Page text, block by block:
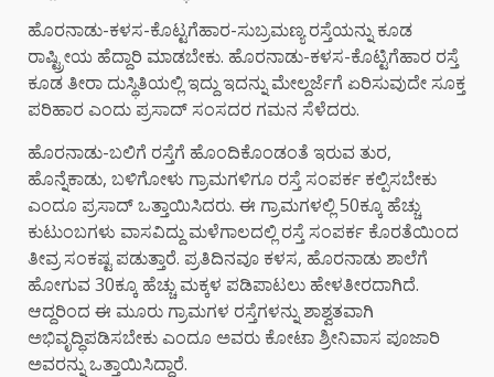
ಹೊರನಾಡು-ಕಳಸ-ಕೊಟ್ಟಗೆಹಾರ-ಸುಬ್ರಮಣ್ಯ ರಸ್ತೆಯನ್ನು ಕೂಡ
ರಾಷ್ಟ್ರೀಯ ಹೆದ್ದಾರಿ ಮಾಡಬೇಕು. ಹೊರನಾಡು-ಕಳಸ-ಕೊಟ್ಟಿಗೆಹಾರ ರಸ್ತೆ
ಕೂಡ ತೀರಾ ದುಸ್ಥಿತಿಯಲ್ಲಿ ಇದ್ದು ಇದನ್ನು ಮೇಲ್ದರ್ಜೆಗೆ ಏರಿಸುವುದೇ ಸೂಕ್ತ
ಪರಿಹಾರ ಎಂದು ಪ್ರಸಾದ್ ಸಂಸದರ ಗಮನ ಸೆಳೆದರು.
ಹೊರನಾಡು-ಬಲಿಗೆ ರಸ್ತೆಗೆ ಹೊಂದಿಕೊಂಡಂತೆ ಇರುವ ತುರ,
ಹೊನ್ನೆಕಾಡು, ಬಳಿಗೋಳು ಗ್ರಾಮಗಳಿಗೂ ರಸ್ತೆ ಸಂಪರ್ಕ ಕಲ್ಪಿಸಬೇಕು
ಎಂದೂ ಪ್ರಸಾದ್ ಒತ್ತಾಯಿಸಿದರು. ಈ ಗ್ರಾಮಗಳಲ್ಲಿ 50ಕ್ಕೂ ಹೆಚ್ಚು
ಕುಟುಂಬಗಳು ವಾಸವಿದ್ದು ಮಳೆಗಾಲದಲ್ಲಿ ರಸ್ತೆ ಸಂಪರ್ಕ ಕೊರತೆಯಿಂದ
ತೀವ್ರ ಸಂಕಷ್ಟ ಪಡುತ್ತಾರೆ. ಪ್ರತಿದಿನವೂ ಕಳಸ, ಹೊರನಾಡು ಶಾಲೆಗೆ
ಹೋಗುವ 30ಕ್ಕೂ ಹೆಚ್ಚು ಮಕ್ಕಳ ಪಡಿಪಾಟಲು ಹೇಳತೀರದಾಗಿದೆ.
ಆದ್ದರಿಂದ ಈ ಮೂರು ಗ್ರಾಮಗಳ ರಸ್ತೆಗಳನ್ನು ಶಾಶ್ವತವಾಗಿ
ಅಭಿವೃದ್ಧಿಪಡಿಸಬೇಕು ಎಂದೂ ಅವರು ಕೋಟಾ ಶ್ರೀನಿವಾಸ ಪೂಜಾರಿ
ಅವರನ್ನು ಒತ್ತಾಯಿಸಿದ್ದಾರೆ.